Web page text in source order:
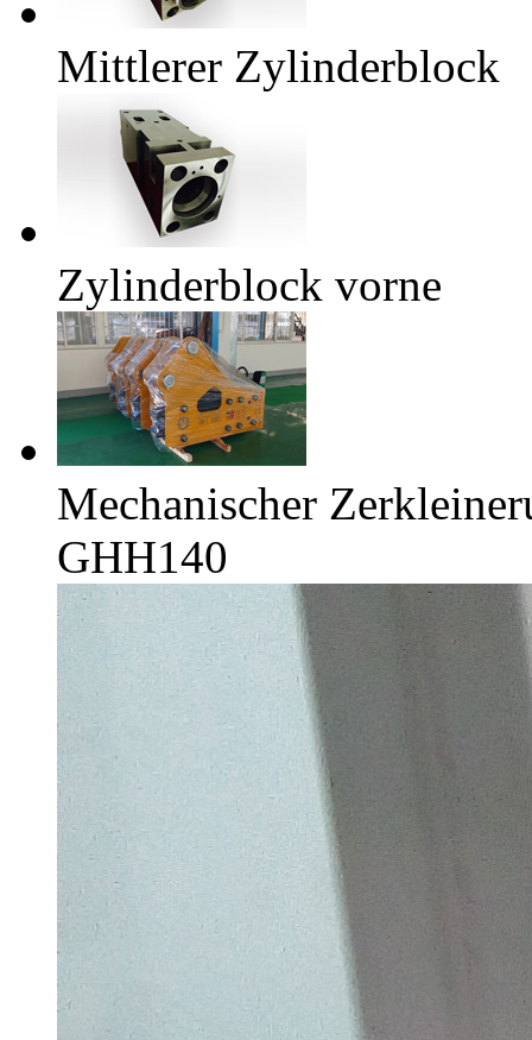
Mittlerer Zylinderblock
Zylinderblock vorne
Mechanischer
GHH140